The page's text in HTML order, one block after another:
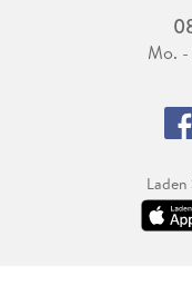
Mo.
Laden